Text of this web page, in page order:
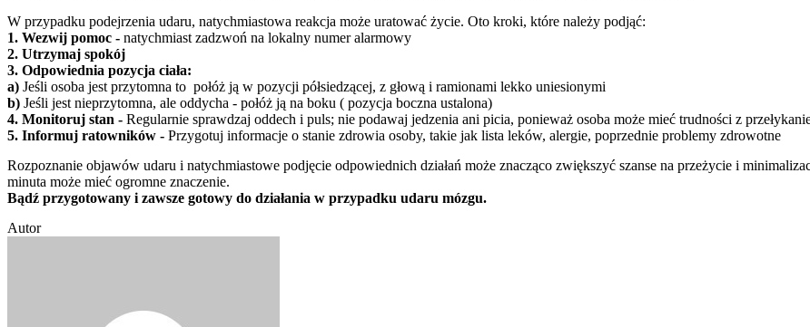
W przypadku podejrzenia udaru, natychmiastowa reakcja może uratować życie. Oto kroki, które należy podjąć:
1. Wezwij pomoc - natychmiast zadzwoń na lokalny numer alarmowy
2. Utrzymaj spokój
3. Odpowiednia pozycja ciała:
a) Jeśli osoba jest przytomna to połóż ją w pozycji półsiedzącej, z głową i ramionami lekko uniesionymi
b) Jeśli jest nieprzytomna, ale oddycha - połóż ją na boku ( pozycja boczna ustalona)
4. Monitoruj stan - Regularnie sprawdzaj oddech i puls; nie podawaj jedzenia ani picia, ponieważ osoba może mieć trudności z
5. Informuj ratowników - Przygotuj informacje o stanie zdrowia osoby, takie jak lista leków, alergie, poprzednie problemy zdrowotne
Rozpoznanie objawów udaru i natychmiastowe podjęcie odpowiednich działań może znacząco zwiększyć szanse na przeżycie i
minuta może mieć ogromne znaczenie.
Bądź przygotowany i zawsze gotowy do działania w przypadku udaru mózgu.
Autor